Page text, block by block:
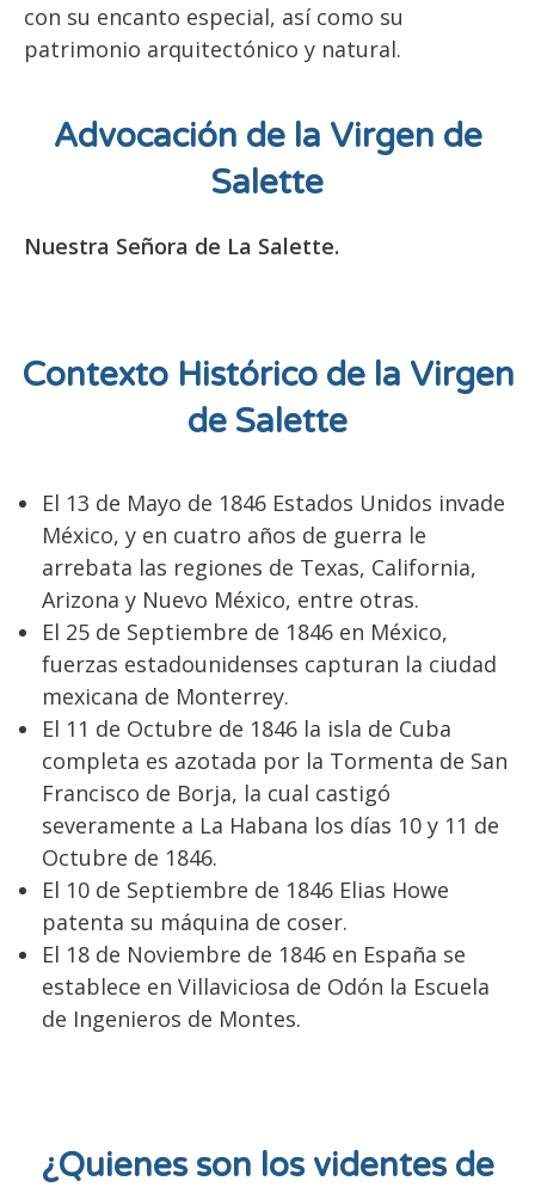
con su encanto especial, así como su
patrimonio arquitectónico y natural.
Advocación de la Virgen de
Salette
Nuestra Señora de La Salette.
Contexto Histórico de la Virgen
de Salette
El 13 de Mayo de 1846 Estados Unidos invade
México, y en cuatro años de guerra le
arrebata las regiones de Texas, California,
Arizona y Nuevo México, entre otras.
El 25 de Septiembre de 1846 en México,
fuerzas estadounidenses capturan la ciudad
mexicana de Monterrey.
El 11 de Octubre de 1846 la isla de Cuba
completa es azotada por la Tormenta de San
Francisco de Borja, la cual castigó
severamente a La Habana los días 10 y 11 de
Octubre de 1846.
El 10 de Septiembre de 1846 Elias Howe
patenta su máquina de coser.
El 18 de Noviembre de 1846 en España se
establece en Villaviciosa de Odón la Escuela
de Ingenieros de Montes.
¿Quienes son los videntes de